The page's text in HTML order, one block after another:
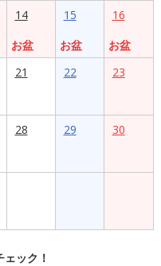
14
お盆
15
お盆
16
お盆
21 22 23
28 29 30
ック！